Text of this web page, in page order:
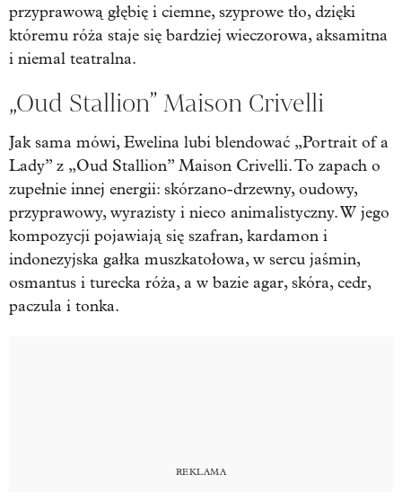
przyprawową głębię i ciemne, szyprowe tło, dzięki
któremu róża staje się bardziej wieczorowa, aksamitna
i niemal teatralna.
„Oud Stallion” Maison Crivelli
Jak sama mówi, Ewelina lubi blendować „Portrait of a
Lady” z „Oud Stallion” Maison Crivelli. To zapach o
zupełnie innej energii: skórzano-drzewny, oudowy,
przyprawowy, wyrazisty i nieco animalistyczny. W jego
kompozycji pojawiają się szafran, kardamon i
indonezyjska gałka muszkatołowa, w sercu jaśmin,
osmantus i turecka róża, a w bazie agar, skóra, cedr,
paczula i tonka.